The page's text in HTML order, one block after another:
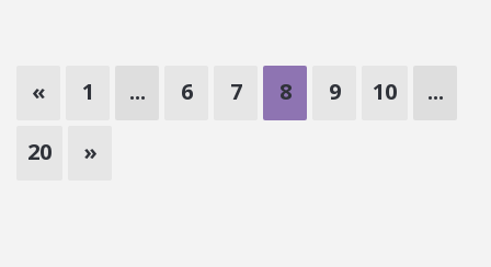
« 1 ... 6 7 8 9 10 ...
20 »